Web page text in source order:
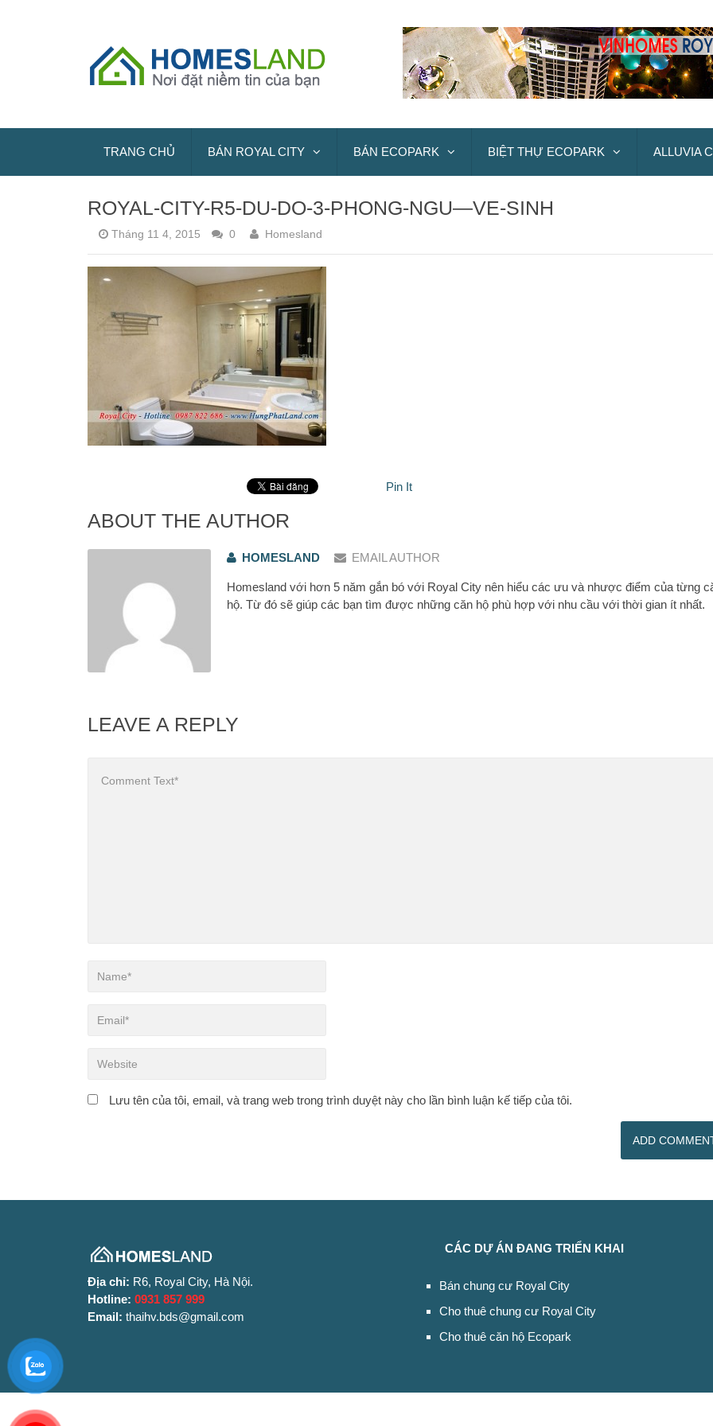
TRANG CHỦ BÁN ROYAL CITY BÁN ECOPARK BIỆT THỰ ECOPARK ALLUVIA
ROYAL-CITY-R5-DU-DO-3-PHONG-NGU—VE-SINH
Tháng 11 4, 2015 0 Homesland
Pin It
ABOUT THE AUTHOR
HOMESLAND EMAIL AUTHOR
Homesland với hơn 5 năm gắn bó với Royal City nên hiểu các ưu và nhược điểm của từng
hộ. Từ đó sẽ giúp các bạn tìm được những căn hộ phù hợp với nhu cầu với thời gian ít nhất.
LEAVE A REPLY
Lưu tên của tôi, email, và trang web trong trình duyệt này cho lần bình luận kế tiếp của tôi.
Địa chỉ: R6, Royal City, Hà Nội.
Hotline: 0931 857 999
Email: thaihv.bds@gmail.com
CÁC DỰ ÁN ĐANG TRIỂN KHAI
Bán chung cư Royal City
Cho thuê chung cư Royal City
Cho thuê căn hộ Ecopark